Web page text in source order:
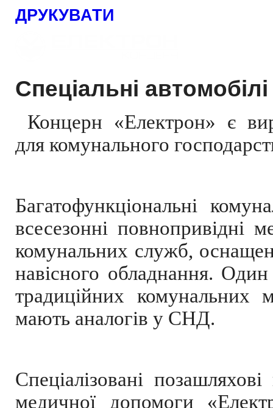
ДРУКУВАТИ
Спеціальні автомобілі
Концерн «Електрон» є
для комунального
Багатофункціональні
всесезонні повнопривідні
комунальних служб,
навісного обладнання. Один
традиційних комунальних
мають аналогів у СНД.
Спеціалізовані
медичної допомоги